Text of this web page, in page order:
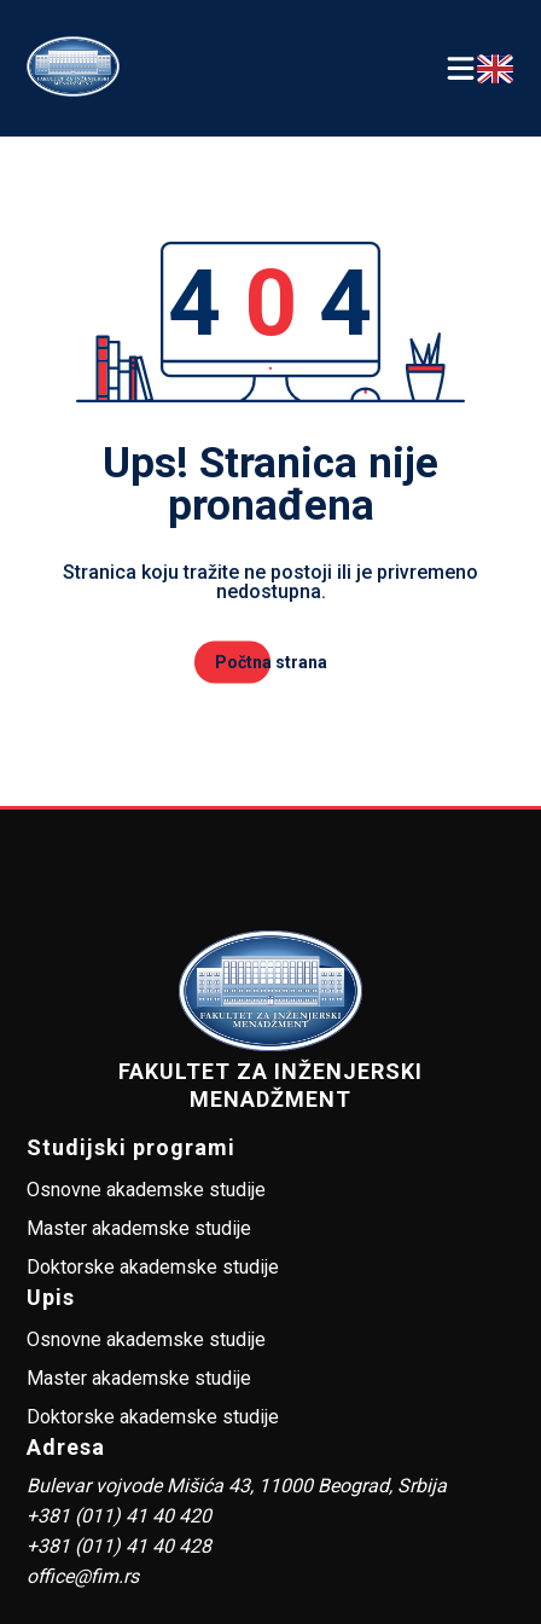
4 0 4
Ups! Stranica nije
pronađena
Stranica koju tražite ne postoji ili je privremeno
nedostupna.
Počtna strana
FAKULTET ZA INŽENJERSKI
MENADŽMENT
Studijski programi
Osnovne akademske studije
Master akademske studije
Doktorske akademske studije
Upis
Osnovne akademske studije
Master akademske studije
Doktorske akademske studije
Adresa
Bulevar vojvode Mišića 43, 11000 Beograd, Srbija
+381 (011) 41 40 420
+381 (011) 41 40 428
office@fim.rs